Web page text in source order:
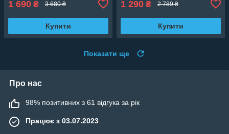
1 690 ₴ 3 680 ₴
Купити
1 290 ₴ 2 789 ₴
Купити
Показати ще
Про нас
98% позитивних з 61 відгука за рік
Працює з 03.07.2023